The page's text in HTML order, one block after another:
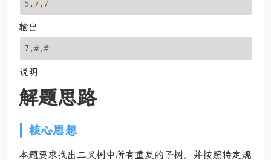
5, 7, 7
输出
7,#,#
说明
解题思路
核心思想
本题要求找出二叉树中所有重复的子树，并按照特定规